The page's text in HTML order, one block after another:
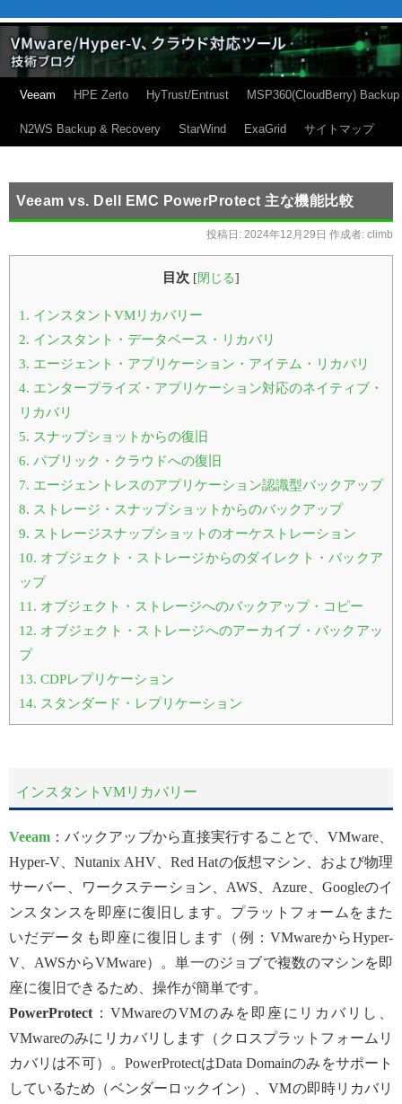
Veeam HPE Zerto HyTrust/Entrust MSP360(CloudBerry) Backup
N2WS Backup & Recovery StarWind ExaGrid サイトマップ
Veeam vs. Dell EMC PowerProtect 主な機能比較
投稿日: 2024年12月29日 作成者: climb
目次 [ 閉じる]
1. インスタントVMリカバリー
2. インスタント・データベース・リカバリ
3. エージェント・アプリケーション・アイテム・リカバリ
4. エンタープライズ・アプリケーション対応のネイティブ・
リカバリ
5. スナップショットからの復旧
6. パブリック・クラウドへの復旧
7. エージェントレスのアプリケーション認識型バックアップ
8. ストレージ・スナップショットからのバックアップ
9. ストレージスナップショットのオーケストレーション
10. オブジェクト・ストレージからのダイレクト・バックア
ップ
11. オブジェクト・ストレージへのバックアップ・コピー
12. オブジェクト・ストレージへのアーカイブ・バックアッ
プ
13. CDPレプリケーション
14. スタンダード・レプリケーション
インスタントVMリカバリー
Veeam ：バックアップから直接実行することで、VMware、
Hyper-V、Nutanix AHV、Red Hatの仮想マシン、および物理
サーバー、ワークステーション、AWS、Azure、Googleのイ
ンスタンスを即座に復旧します。プラットフォームをまた
いだデータも即座に復旧します（例：VMwareからHyper-
V、AWSからVMware）。単一のジョブで複数のマシンを即
座に復旧できるため、操作が簡単です。
PowerProtect ：VMwareのVMのみを即座にリカバリし、
VMwareのみにリカバリします（クロスプラットフォームリ
カバリは不可）。PowerProtectはData Domainのみをサポート
しているため（ベンダーロックイン）、VMの即時リカバリ